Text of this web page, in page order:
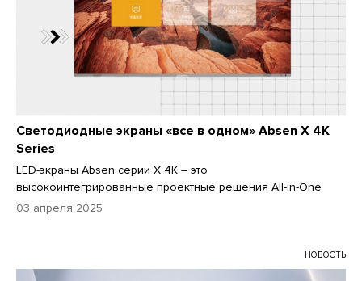
Светодиодные экраны «все в одном» Absen X 4K
Series
LED-экраны Absen серии X 4K – это
высокоинтегрированные проектные решения All-in-One
03 апреля 2025
НОВОСТЬ